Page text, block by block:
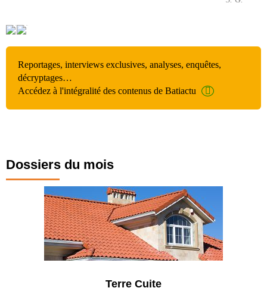
Reportages, interviews exclusives, analyses, enquêtes,
décryptages…
Accédez à l'intégralité des contenus de Batiactu
Dossiers du mois